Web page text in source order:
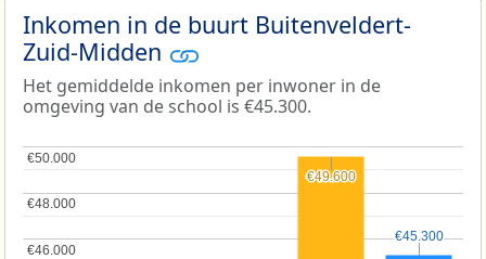
Inkomen in de buurt Buitenveldert-
Zuid-Midden
Het gemiddelde inkomen per inwoner in de
omgeving van de school is €45.300.
€46.000
€46.000
€48.000
€48.000
€50.000
€50.000
€49.600
€49.600
€45.300
€45.300